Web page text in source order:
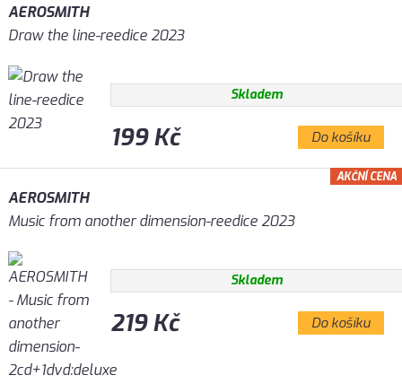
AEROSMITH
Draw the line-reedice 2023
Skladem
199 Kč Do košíku
AEROSMITH
Music from another dimension-reedice 2023
Skladem
219 Kč Do košíku
AKČNÍ CENA